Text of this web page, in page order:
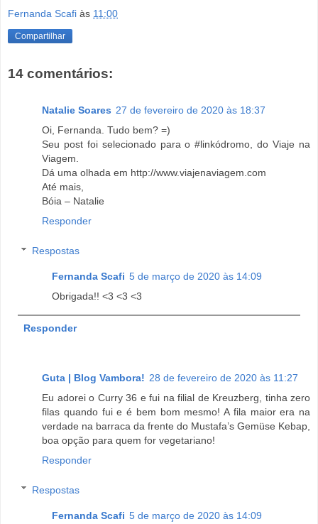
Fernanda Scafi às 11:00
Compartilhar
14 comentários:
Natalie Soares 27 de fevereiro de 2020 às 18:37
Oi, Fernanda. Tudo bem? =)
Seu post foi selecionado para o #linkódromo, do Viaje na
Viagem.
Dá uma olhada em http://www.viajenaviagem.com
Até mais,
Bóia – Natalie
Responder
Respostas
Fernanda Scafi 5 de março de 2020 às 14:09
Obrigada!! <3 <3 <3
Responder
Guta | Blog Vambora! 28 de fevereiro de 2020 às 11:27
Eu adorei o Curry 36 e fui na filial de Kreuzberg, tinha zero
filas quando fui e é bem bom mesmo! A fila maior era na
verdade na barraca da frente do Mustafa’s Gemüse Kebap,
boa opção para quem for vegetariano!
Responder
Respostas
Fernanda Scafi 5 de março de 2020 às 14:09